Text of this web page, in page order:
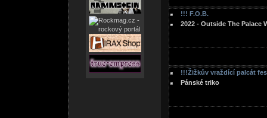
!!! F.O.B.
2022 - Outside The Palace
!!!Žižkův vraždící palcát
Pánské triko